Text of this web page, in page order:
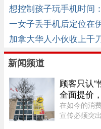
想控制孩子玩手机时间
一女子丢手机后定位在
不得
加拿大华人小伙收上千
了！
新闻频道
顾客只认
全面提价
在如今的消
宣传必须突